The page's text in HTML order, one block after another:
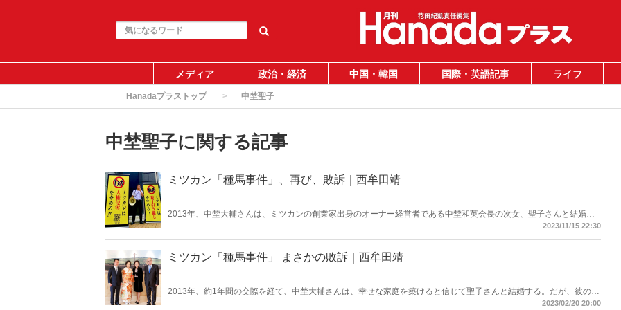
メディア 政治・経済 中国・韓国 国際・英語記事 ライフ
Hanadaプラストップ 中埜聖子
中埜聖子に関する記事
ミツカン「種馬事件」、再び、敗訴｜西牟田靖
2013年、中埜大輔さんは、ミツカンの創業家出身のオーナー経営者である中埜和英会長の次女、聖子さんと結婚、
翌年には男の子が誕生した。だが、彼の人生は義父母によって破壊された。生後4日目の子供を義父母の養子に差し
だ。
2023/11/15 22:30
ミツカン「種馬事件」 まさかの敗訴｜西牟田靖
2013年、約1年間の交際を経て、中埜大輔さんは、幸せな家庭を築けると信じて聖子さんと結婚する。だが、彼の人
2023/02/20 20:00